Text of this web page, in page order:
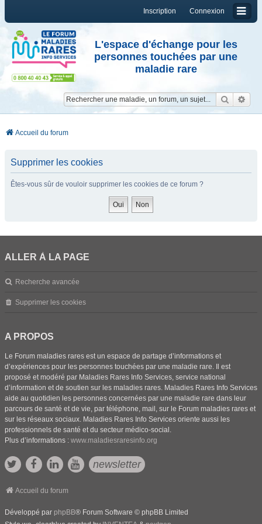
Connexion
Inscription
L'espace d'échange pour les
personnes touchées par une
maladie rare
Accueil du forum
Supprimer les cookies
Êtes-vous sûr de vouloir supprimer les cookies de ce forum ?
ALLER À LA PAGE
Recherche avancée
Supprimer les cookies
A PROPOS
Le Forum maladies rares est un espace de partage d’informations et
d’expériences pour les personnes touchées par une maladie rare. Il est
proposé et modéré par Maladies Rares Info Services, service national
d’information et de soutien sur les maladies rares. Maladies Rares Info Services
aide au quotidien les personnes concernées par une maladie rare dans leur
parcours de santé et de vie, par téléphone, mail, sur le Forum maladies rares et
sur les réseaux sociaux. Maladies Rares Info Services oriente aussi les
professionnels de santé et du secteur médico-social.
Plus d’informations : www.maladiesraresinfo.org
newsletter
Accueil du forum
Développé par phpBB® Forum Software © phpBB Limited